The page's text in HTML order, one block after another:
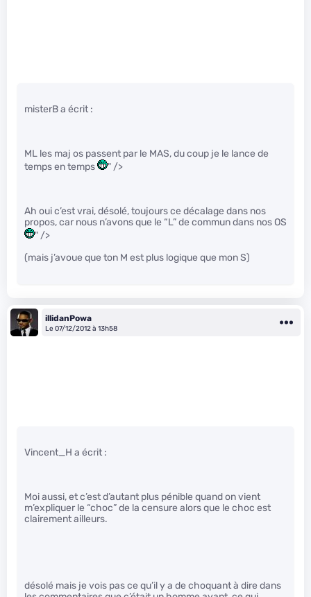
misterB a écrit :
ML les maj os passent par le MAS, du coup je le lance de
temps en temps
" />
Ah oui c’est vrai, désolé, toujours ce décalage dans nos
propos, car nous n’avons que le “L” de commun dans nos OS
" />
(mais j’avoue que ton M est plus logique que mon S)
illidanPowa
Le 07/12/2012 à 13h58
Vincent_H a écrit :
Moi aussi, et c’est d’autant plus pénible quand on vient
m’expliquer le “choc” de la censure alors que le choc est
clairement ailleurs.
désolé mais je vois pas ce qu’il y a de choquant à dire dans